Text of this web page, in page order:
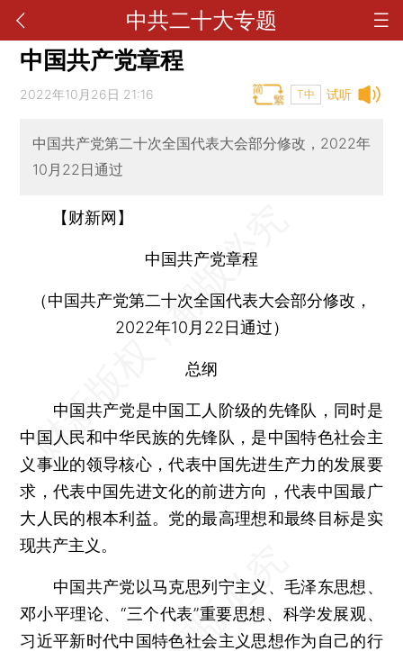
中共二十大专题
中国共产党章程
试听
2022年10月26日 21:16 T中
中国共产党第二十次全国代表大会部分修改，2022年
10月22日通过
【财新网】
中国共产党章程
（中国共产党第二十次全国代表大会部分修改，
2022年10月22日通过）
总纲
中国共产党是中国工人阶级的先锋队，同时是
中国人民和中华民族的先锋队，是中国特色社会主
义事业的领导核心，代表中国先进生产力的发展要
求，代表中国先进文化的前进方向，代表中国最广
大人民的根本利益。党的最高理想和最终目标是实
现共产主义。
中国共产党以马克思列宁主义、毛泽东思想、
邓小平理论、“三个代表”重要思想、科学发展观、
习近平新时代中国特色社会主义思想作为自己的行